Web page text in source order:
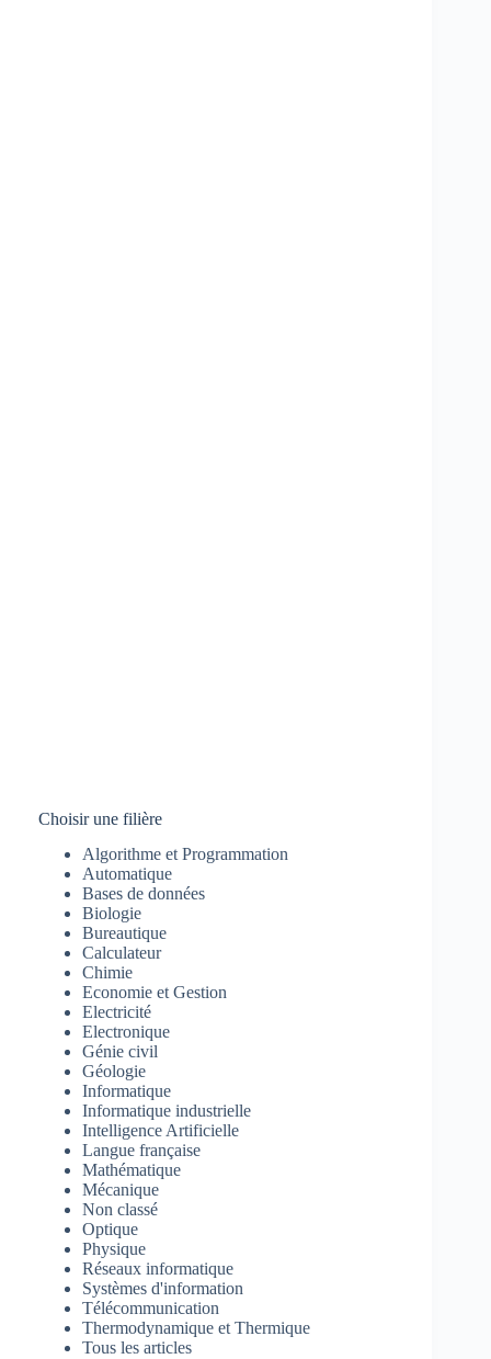
Choisir une filière
Algorithme et Programmation
Automatique
Bases de données
Biologie
Bureautique
Calculateur
Chimie
Economie et Gestion
Electricité
Electronique
Génie civil
Géologie
Informatique
Informatique industrielle
Intelligence Artificielle
Langue française
Mathématique
Mécanique
Non classé
Optique
Physique
Réseaux informatique
Systèmes d'information
Télécommunication
Thermodynamique et Thermique
Tous les articles